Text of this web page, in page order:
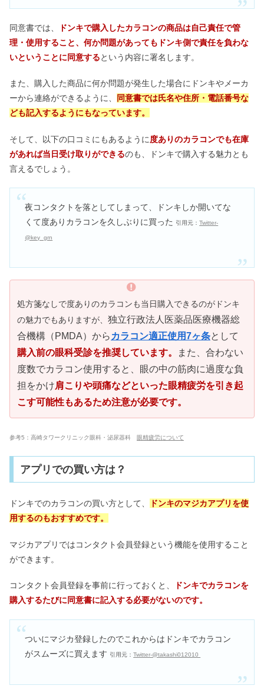
同意書では、
ドンキで購入したカラコンの商品は自己責任で管
理・使用すること、何か問題があってもドンキ側で責任を負わな
いということに同意するという内容に署名します。
また、購入した商品に何か問題が発生した場合にドンキやメーカ
ーから連絡ができるように、
同意書では氏名や住所・電話番号な
ども記入するようにもなっています。
そして、以下の口コミにもあるように度ありのカラコンでも在庫
があれば当日受け取りができるのも、ドンキで購入する魅力とも
言えるでしょう。
夜コンタクトを落としてしまって、ドンキしか開いてな
くて度ありカラコンを久しぶりに買った
引用元：Twitter-
@key_grn
処方箋なしで度ありのカラコンも当日購入できるのがドンキ
の魅力でもありますが、 独立行政法人医薬品医療機器総
合機構（PMDA）から カラコン適正使用7ヶ条として
購入前の眼科受診を推奨しています。
また、合わない
度数でカラコン使用すると、眼の中の筋肉に過度な負
担をかけ肩こりや頭痛などといった眼精疲労を引き起
こす可能性もあるため注意が必要です。
参考5：高崎タワークリニック眼科・泌尿器科 眼精疲労について
アプリでの買い方は？
ドンキでのカラコンの買い方として、
ドンキのマジカアプリを使
用するのもおすすめです。
マジカアプリではコンタクト会員登録という機能を使用すること
ができます。
コンタクト会員登録を事前に行っておくと、
ドンキでカラコンを
購入するたびに同意書に記入する必要がないのです。
ついにマジカ登録したのでこれからはドンキでカラコン
がスムーズに買えます 引用元：Twitter-@takashi012010